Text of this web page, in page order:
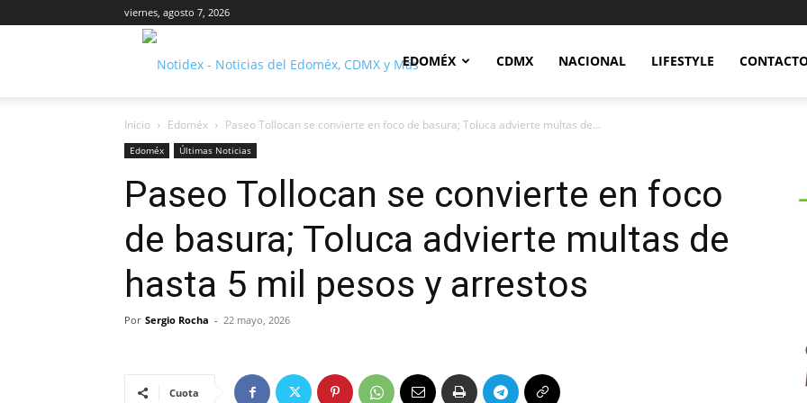
viernes, agosto 7, 2026
Notidex
EDOMÉX CDMX NACIONAL LIFESTYLE
Inicio Edoméx Paseo Tollocan se convierte en foco de basura; Toluca advierte multas de...
Edoméx Últimas Noticias
Paseo Tollocan se convierte en foco
de basura; Toluca advierte multas de
hasta 5 mil pesos y arrestos
Por Sergio Rocha - 22 mayo, 2026
Cuota